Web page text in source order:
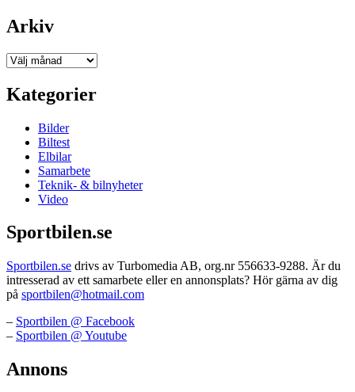
Arkiv
Arkiv
Kategorier
Bilder
Biltest
Elbilar
Samarbete
Teknik- & bilnyheter
Video
Sportbilen.se
Sportbilen.se drivs av Turbomedia AB, org.nr 556633-9288. Är du
intresserad av ett samarbete eller en annonsplats? Hör gärna av dig
på sportbilen@hotmail.com
– Sportbilen @ Facebook
– Sportbilen @ Youtube
Annons